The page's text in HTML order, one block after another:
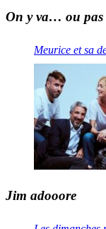
On y va… ou pas
Meurice et sa
Jim adooore